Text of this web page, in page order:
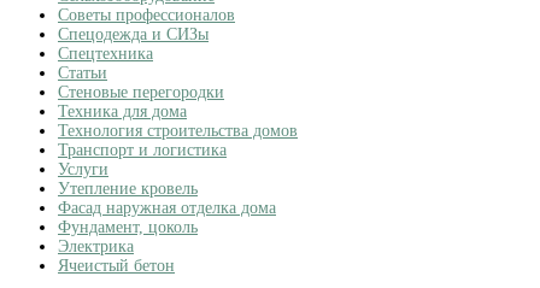
Советы профессионалов
Спецодежда и СИЗы
Спецтехника
Статьи
Стеновые перегородки
Техника для дома
Технология строительства домов
Транспорт и логистика
Услуги
Утепление кровель
Фасад наружная отделка дома
Фундамент, цоколь
Электрика
Ячеистый бетон